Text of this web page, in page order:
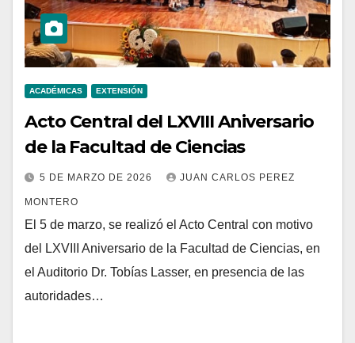
ACADÉMICAS EXTENSIÓN
Acto Central del LXVIII Aniversario
de la Facultad de Ciencias
5 DE MARZO DE 2026 JUAN CARLOS PEREZ
MONTERO
El 5 de marzo, se realizó el Acto Central con motivo
del LXVIII Aniversario de la Facultad de Ciencias, en
el Auditorio Dr. Tobías Lasser, en presencia de las
autoridades…